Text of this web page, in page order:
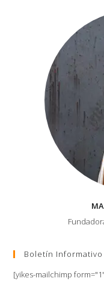
Boletín Informativo
[yikes-mailchimp